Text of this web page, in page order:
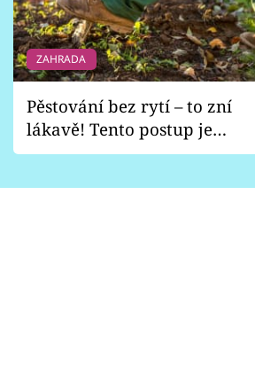
ZAHRADA
Pěstování bez rytí – to zní
lákavě! Tento postup je
vhodný jen pro některé